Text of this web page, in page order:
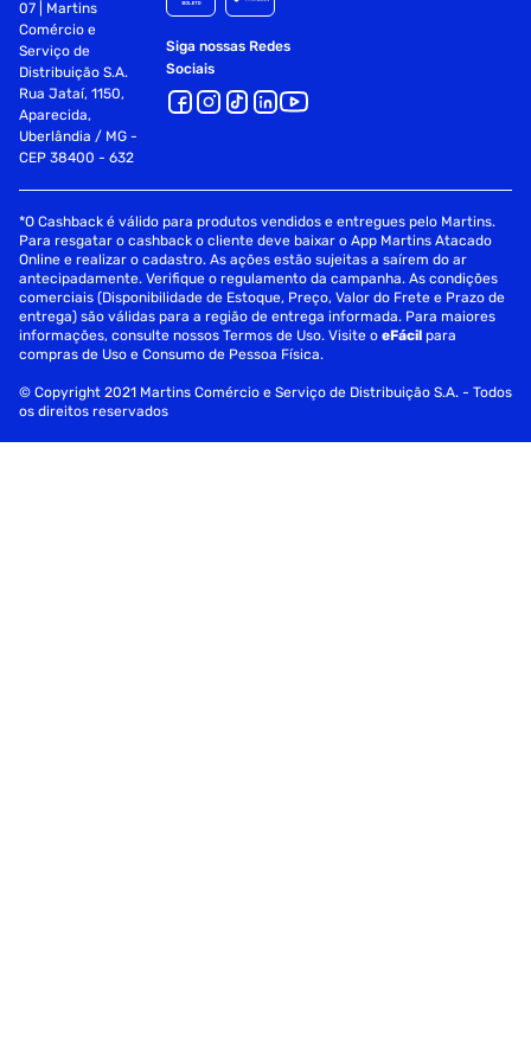
07 | Martins
Comércio e
Serviço de
Distribuição S.A.
Rua Jataí, 1150,
Aparecida,
Uberlândia / MG -
CEP 38400 - 632
Siga nossas Redes
Sociais
*O Cashback é válido para produtos vendidos e entregues pelo Martins.
Para resgatar o cashback o cliente deve baixar o App Martins Atacado
Online e realizar o cadastro. As ações estão sujeitas a saírem do ar
antecipadamente. Verifique o regulamento da campanha. As condições
comerciais (Disponibilidade de Estoque, Preço, Valor do Frete e Prazo de
entrega) são válidas para a região de entrega informada. Para maiores
informações, consulte nossos Termos de Uso. Visite oeFácil para
compras de Uso e Consumo de Pessoa Física.
© Copyright 2021 Martins Comércio e Serviço de Distribuição S.A. - Todos
os direitos reservados